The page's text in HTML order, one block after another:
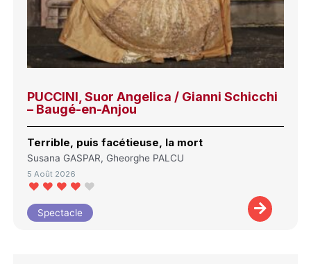
PUCCINI, Suor Angelica / Gianni Schicchi
– Baugé-en-Anjou
Terrible, puis facétieuse, la mort
Susana GASPAR, Gheorghe PALCU
5 Août 2026
Spectacle